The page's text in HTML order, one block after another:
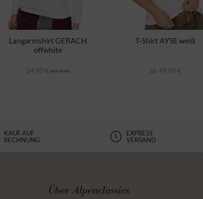
Langarmshirt GERACH
offwhite
24,90 € 59,90 €
T-Shirt AYSE weiß
ab 49,90 €
KAUF AUF
RECHNUNG
EXPRESS
VERSAND
Über Alpenclassics